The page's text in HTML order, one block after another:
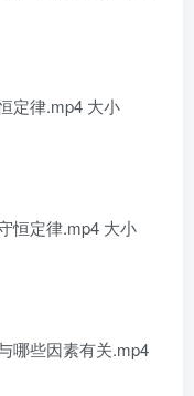
律.mp4 大小
定律.mp4 大小
些因素有关.mp4